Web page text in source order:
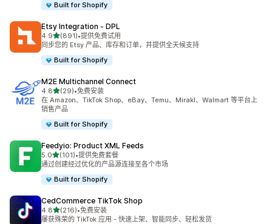
Built for Shopify
Etsy Integration ‑ DPL
4.9星（满分 5 星）
(891)
总共 891 条评论
•提供免费试用
同步您的 Etsy 产品、库存和订单，并提供全天候支持
Built for Shopify
M2E Multichannel Connect
4.8星（满分 5 星）
(29)
总共 29 条评论
•免费安装
在 Amazon、TikTok Shop、eBay、Temu、Mirakl、Walmart 等平台上
销售产品
Built for Shopify
Feedyio: Product XML Feeds
5.0星（满分 5 星）
(101)
总共 101 条评论
•提供免费套餐
通过创建经过优化的产品源连接至各个市场
Built for Shopify
CedCommerce TikTok Shop
4.8星（满分 5 星）
(216)
总共 216 条评论
•免费安装
屡获殊荣的 TikTok 应用 - 快速上架、智能同步、轻松发货